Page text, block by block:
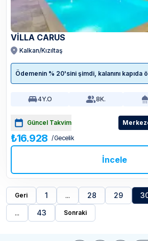
VİLLA CARUS
Kalkan/Kızıltaş
Ödemenin % 20'sini şimdi, kalanını kapıda
4Y.O 8K.
Güncel Takvim
₺16.928 / Gecelik
İncele
Geri 1 ... 28 29
...
43 Sonraki